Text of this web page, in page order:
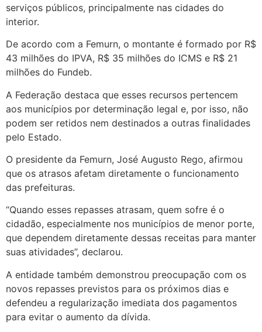
serviços públicos, principalmente nas cidades do
interior.
De acordo com a Femurn, o montante é formado por R$
43 milhões do IPVA, R$ 35 milhões do ICMS e R$ 21
milhões do Fundeb.
A Federação destaca que esses recursos pertencem
aos municípios por determinação legal e, por isso, não
podem ser retidos nem destinados a outras finalidades
pelo Estado.
O presidente da Femurn, José Augusto Rego, afirmou
que os atrasos afetam diretamente o funcionamento
das prefeituras.
“Quando esses repasses atrasam, quem sofre é o
cidadão, especialmente nos municípios de menor porte,
que dependem diretamente dessas receitas para manter
suas atividades”, declarou.
A entidade também demonstrou preocupação com os
novos repasses previstos para os próximos dias e
defendeu a regularização imediata dos pagamentos
para evitar o aumento da dívida.